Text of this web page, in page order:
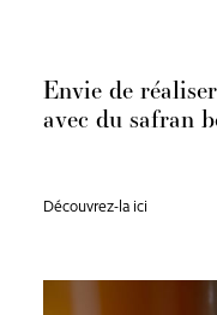
Envie de
avec du safran
Découvrez-la ici